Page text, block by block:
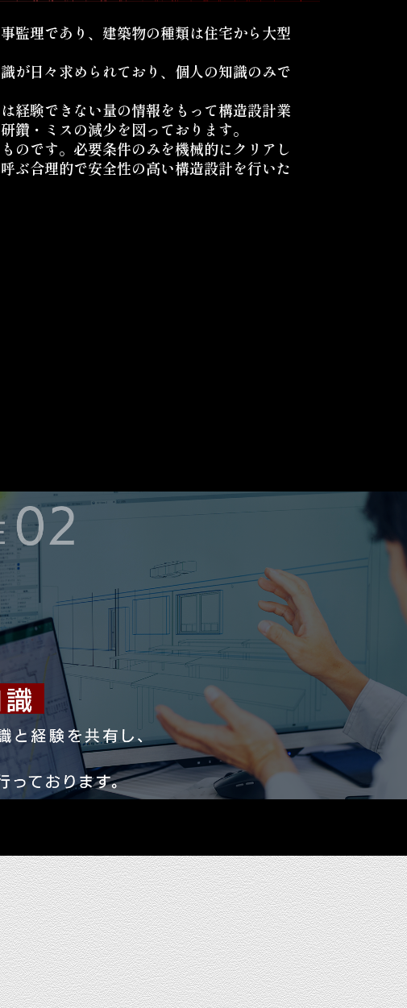
監理であり、建築物の種類は住宅から大型
が日々求められており、個人の知識のみで
経験できない量の情報をもって構造設計業
・ミスの減少を図っております。
のです。必要条件のみを機械的にクリアし
ぶ合理的で安全性の高い構造設計を行いた